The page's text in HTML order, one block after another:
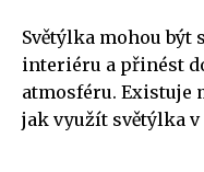
Světýlka mohou být
interiéru a přinést
atmosféru. Existuje
jak využít světýlka